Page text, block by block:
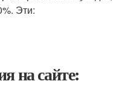
Эти:
на сайте: